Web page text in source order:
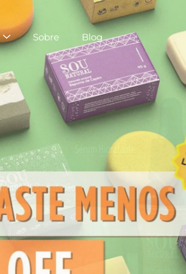
Sobre Blog